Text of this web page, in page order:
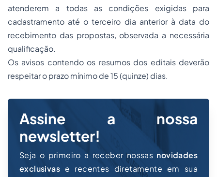
atenderem a todas as condições exigidas para
cadastramento até o terceiro dia anterior à data do
recebimento das propostas, observada a necessária
qualificação.
Os avisos contendo os resumos dos editais deverão
respeitar o prazo mínimo de 15 (quinze) dias.
Assine a nossa
newsletter!
Seja o primeiro a receber nossas novidades
exclusivas e recentes diretamente em sua